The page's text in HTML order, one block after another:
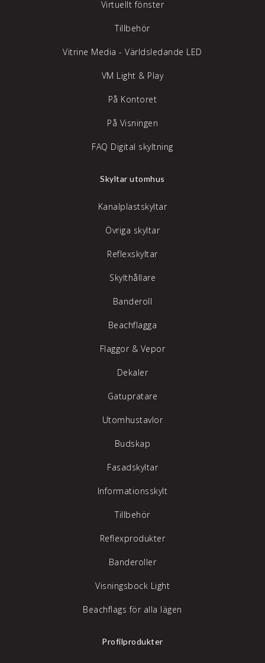
Virtuellt fönster
Tillbehör
Vitrine Media - Världsledande LED
VM Light & Play
På Kontoret
På Visningen
FAQ Digital skyltning
Skyltar utomhus
Kanalplastskyltar
Övriga skyltar
Reflexskyltar
Skylthållare
Banderoll
Beachflagga
Flaggor & Vepor
Dekaler
Gatupratare
Utomhustavlor
Budskap
Fasadskyltar
Informationsskylt
Tillbehör
Reflexprodukter
Banderoller
Visningsbock Light
Beachflags för alla lägen
Profilprodukter